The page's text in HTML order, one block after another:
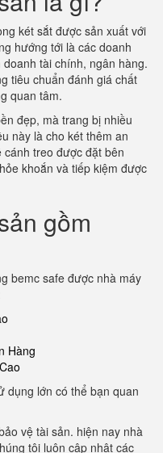
két sắt được sản xuất với
hướng tới là các doanh
tài chính, ngân hàng.
tiêu chuẩn đánh giá chất
quan tâm.
đẹp, mà trang bị nhiều
này là cho két thêm an
treo được đặt bên
khoắn và tiếp kiệm được
gồm
bemc safe được nhà máy
Hàng
dụng lớn có thể bạn quan
vệ tài sản. hiện nay nhà
tôi luôn cập nhật các